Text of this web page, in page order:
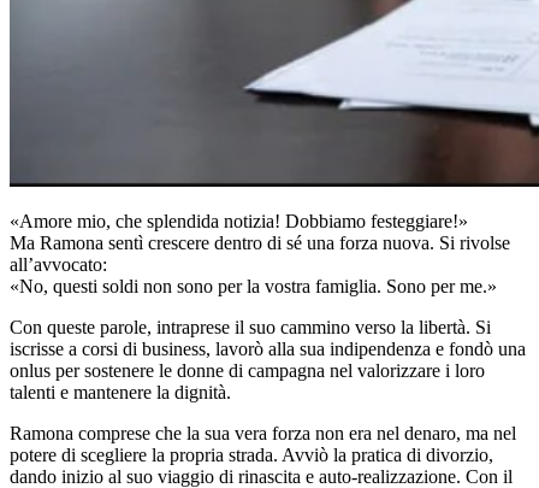
«Amore mio, che splendida notizia! Dobbiamo festeggiare!»
Ma Ramona sentì crescere dentro di sé una forza nuova. Si rivolse
all’avvocato:
«No, questi soldi non sono per la vostra famiglia. Sono per me.»
Con queste parole, intraprese il suo cammino verso la libertà. Si
iscrisse a corsi di business, lavorò alla sua indipendenza e fondò una
onlus per sostenere le donne di campagna nel valorizzare i loro
talenti e mantenere la dignità.
Ramona comprese che la sua vera forza non era nel denaro, ma nel
potere di scegliere la propria strada. Avviò la pratica di divorzio,
dando inizio al suo viaggio di rinascita e auto-realizzazione. Con il